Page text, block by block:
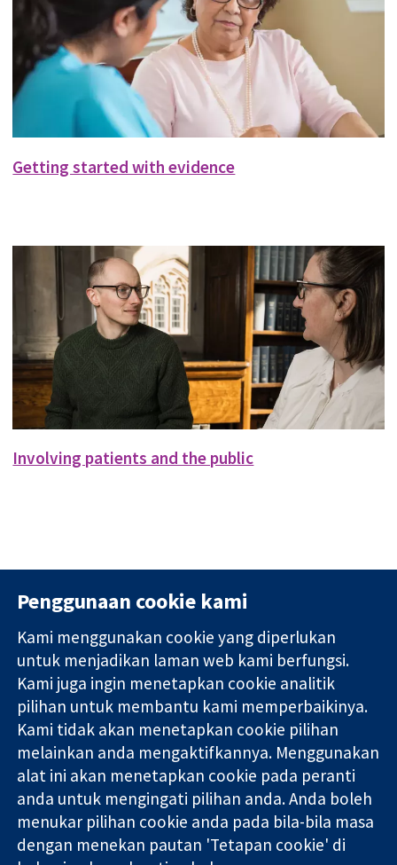
Getting started with evidence
Involving patients and the public
Bukti yang
dipercayai.
keputusan
termaklum
Kesihatan yang
lebih baik
11-13 Cavendish
Square
London
W1G 0AN
United Kingdom
Hubungi kita
Berita
Pejabat
akhbar
Perihal Kami
Pekerjaan
Cochrane
Library
Kolaborasi Cochrane ialah sebuah badan amal (no. 1045921) dan
Penggunaan cookie kami
Kami menggunakan cookie yang diperlukan
untuk menjadikan laman web kami berfungsi.
Kami juga ingin menetapkan cookie analitik
pilihan untuk membantu kami memperbaikinya.
Kami tidak akan menetapkan cookie pilihan
melainkan anda mengaktifkannya. Menggunakan
alat ini akan menetapkan cookie pada peranti
anda untuk mengingati pilihan anda. Anda boleh
menukar pilihan cookie anda pada bila-bila masa
dengan menekan pautan 'Tetapan cookie' di